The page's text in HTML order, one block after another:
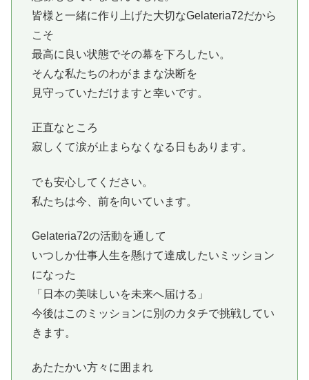
皆様と一緒に作り上げた大切なGelateria72だから
こそ
最高に良い状態でその幕を下ろしたい。
そんな私たちのわがままな決断を
見守っていただけますと幸いです。
正直なところ
寂しくて涙が止まらなくなる日もあります。
でも安心してください。
私たちは今、前を向いています。
Gelateria72の活動を通して
いつしか仕事人生を懸けて達成したいミッション
になった
「日本の美味しいを未来へ届ける」
今後はこのミッションに別のカタチで挑戦してい
きます。
あたたかい方々に囲まれ